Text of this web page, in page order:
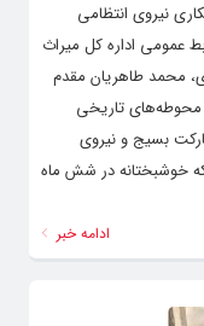
در شش ماهه دوم سال ۹۹ با همکاری نیروی انتظامی
عمومی اداره کل میراث‌
محمد طاهریان مقدم
محوطه‌های تاریخی
بسیج و نیروی
خوشبختانه در شش ماه
ادامه خبر